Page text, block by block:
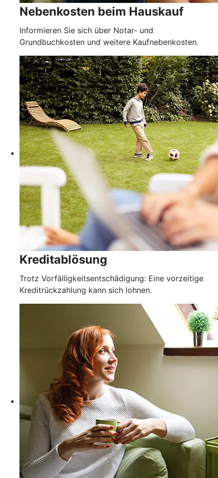
Nebenkosten beim Hauskauf
Informieren Sie sich über Notar- und
Grundbuchkosten und weitere Kaufnebenkosten.
Kreditablösung
Trotz Vorfälligkeitsentschädigung: Eine vorzeitige
Kreditrückzahlung kann sich lohnen.